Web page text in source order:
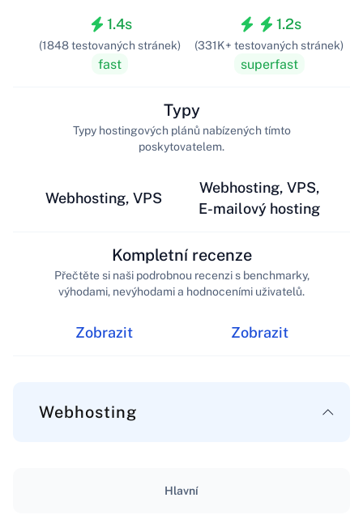
1.4s
(1848 testovaných stránek)
fast
1.2s
(331K+ testovaných stránek)
superfast
Webhosting, VPS
Typy
Typy hostingových plánů nabízených tímto
poskytovatelem.
Webhosting, VPS,
E-mailový hosting
Zobrazit
Kompletní recenze
Přečtěte si naši podrobnou recenzi s benchmarky,
výhodami, nevýhodami a hodnoceními uživatelů.
Zobrazit
Webhosting
Hlavní